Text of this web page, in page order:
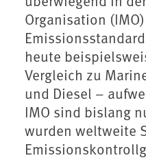
Organisation
heute
Vergleich zu
und Diesel –
IMO sind bislang
wurden weltweite